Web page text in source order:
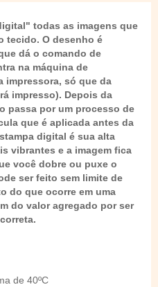
todas as imagens que
tecido. O desenho é
dá o comando de
na máquina de
impressora, só que da
impresso). Depois da
passa por um processo de
que é aplicada antes da
digital é sua alta
vibrantes e a imagem fica
você dobre ou puxe o
ser feito sem limite de
do que ocorre em uma
do valor agregado por ser
de 40ºC